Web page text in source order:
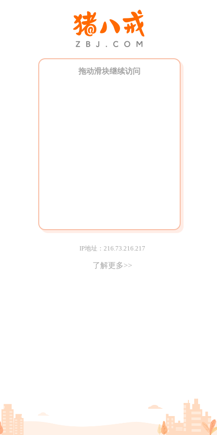
拖动滑块继续访问
IP地址：216.73.216.217
了解更多>>